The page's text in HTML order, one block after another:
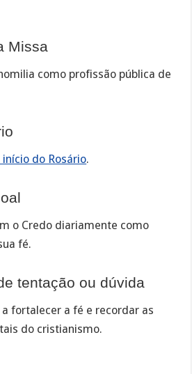
Missa
como profissão pública de
do Rosário.
o Credo diariamente como
fé.
tentação ou dúvida
fortalecer a fé e recordar as
do cristianismo.